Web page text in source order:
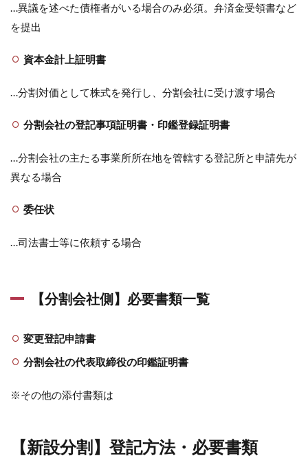
…異議を述べた債権者がいる場合のみ必須。弁済金受領書など
を提出
資本金計上証明書
…分割対価として株式を発行し、分割会社に受け渡す場合
分割会社の登記事項証明書・印鑑登録証明書
…分割会社の主たる事業所所在地を管轄する登記所と申請先が
異なる場合
委任状
…司法書士等に依頼する場合
【分割会社側】必要書類一覧
変更登記申請書
分割会社の代表取締役の印鑑証明書
※その他の添付書類は
【新設分割】登記方法・必要書類